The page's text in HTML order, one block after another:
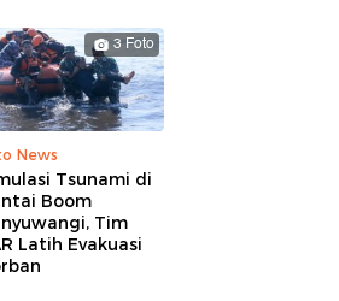
3 Foto
News
Tsunami di
Boom
Tim
Latih Evakuasi